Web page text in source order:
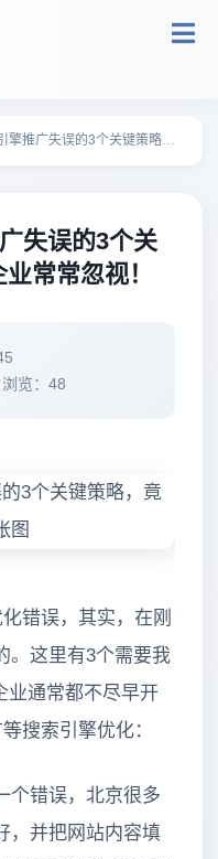
误的3个关键策略，竟然很多企业常常忽视！
失误的3个关
常常忽视！
浏览： 48
错误，其实，在刚
。这里有3个需要我
业通常都不尽早开
搜索引擎优化：
个错误，北京很多
，并把网站内容填